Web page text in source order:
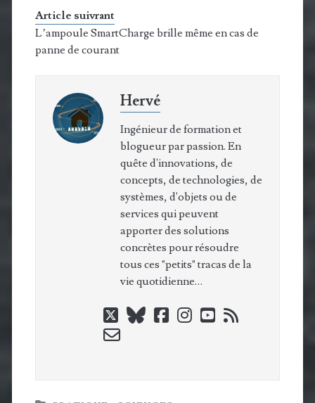
Article suivrant
L’ampoule SmartCharge brille même en cas de
panne de courant
Hervé
Ingénieur de formation et
blogueur par passion. En
quête d'innovations, de
concepts, de technologies, de
systèmes, d'objets ou de
services qui peuvent
apporter des solutions
concrètes pour résoudre
tous ces "petits" tracas de la
vie quotidienne…
twitterblueskyfacebook
instagram
youtube
rss
email-